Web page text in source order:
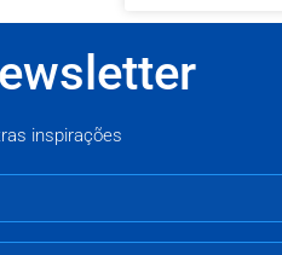
inspirações